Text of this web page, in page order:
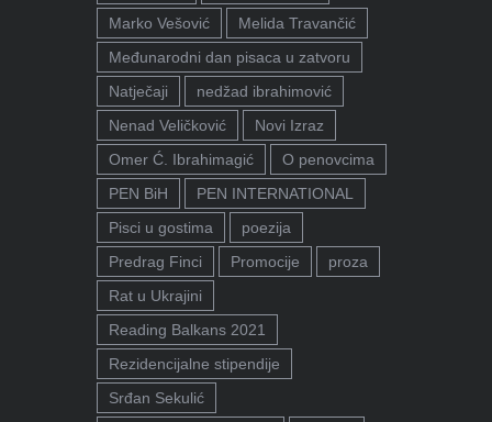
Marko Vešović
Melida Travančić
Međunarodni dan pisaca u zatvoru
Natječaji
nedžad ibrahimović
Nenad Veličković
Novi Izraz
Omer Ć. Ibrahimagić
O penovcima
PEN BiH
PEN INTERNATIONAL
Pisci u gostima
poezija
Predrag Finci
Promocije
proza
Rat u Ukrajini
Reading Balkans 2021
Rezidencijalne stipendije
Srđan Sekulić